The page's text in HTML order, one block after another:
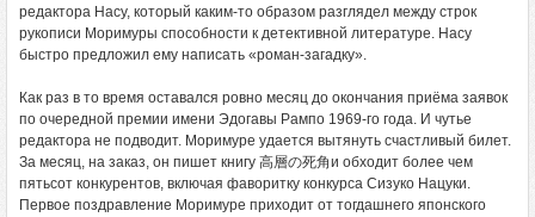
редактора Насу, который каким-то образом разглядел между строк
рукописи Моримуры способности к детективной литературе. Насу
быстро предложил ему написать «роман-загадку».
Как раз в то время оставался ровно месяц до окончания приёма заявок
по очередной премии имени Эдогавы Рампо 1969-го года. И чутье
редактора не подводит. Моримуре удается вытянуть счастливый билет.
За месяц, на заказ, он пишет книгу 高層の死角и обходит более чем
пятьсот конкурентов, включая фаворитку конкурса Сизуко Нацуки.
Первое поздравление Моримуре приходит от тогдашнего японского